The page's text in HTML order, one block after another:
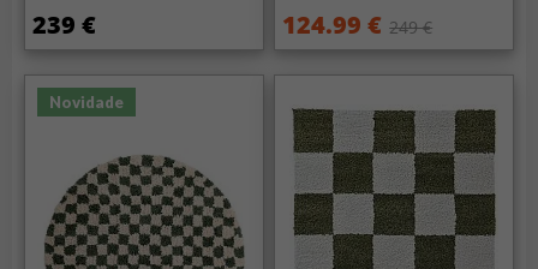
239 € 124.99 € 249 €
Novidade